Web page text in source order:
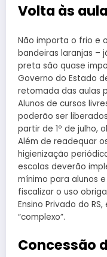
Volta às
Não importa o frio e
bandeiras laranjas –
preta são quase
Governo do Estado
retomada das aulas
Alunos de cursos
poderão ser
partir de 1º de julho,
Além de readequar
higienização
escolas deverão
mínimo para alunos
fiscalizar o uso
Ensino Privado do
“complexo”.
Concessão